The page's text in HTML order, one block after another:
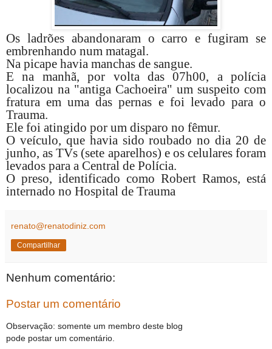
Os ladrões abandonaram o carro e fugiram se
embrenhando num matagal.
Na picape havia manchas de sangue.
E na manhã, por volta das 07h00, a polícia
localizou na "antiga Cachoeira" um suspeito com
fratura em uma das pernas e foi levado para o
Trauma.
Ele foi atingido por um disparo no fêmur.
O veículo, que havia sido roubado no dia 20 de
junho, as TVs (sete aparelhos) e os celulares foram
levados para a Central de Polícia.
O preso, identificado como Robert Ramos, está
internado no Hospital de Trauma
renato@renatodiniz.com
Compartilhar
Nenhum comentário:
Postar um comentário
Observação: somente um membro deste blog
pode postar um comentário.